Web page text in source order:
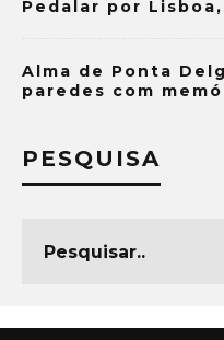
Pedalar por
Alma de Ponta
paredes com
PESQUISA